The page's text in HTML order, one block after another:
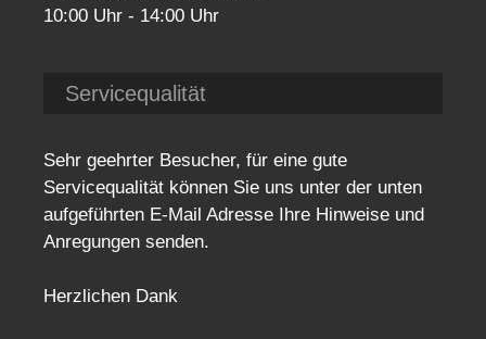
10:00 Uhr - 14:00 Uhr
Servicequalität
Sehr geehrter Besucher, für eine gute
Servicequalität können Sie uns unter der unten
aufgeführten E-Mail Adresse Ihre Hinweise und
Anregungen senden.
Herzlichen Dank